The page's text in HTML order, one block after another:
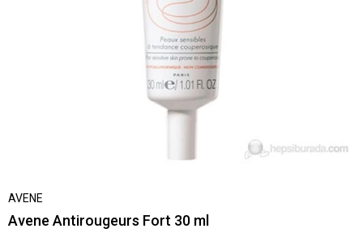
AVENE
Avene Antirougeurs Fort 30 ml